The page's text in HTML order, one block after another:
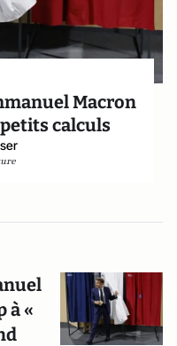
Macron
calculs
à «